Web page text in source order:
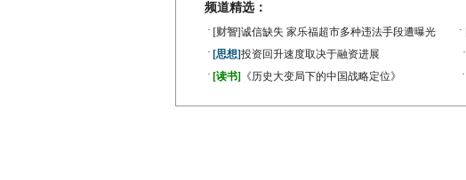
频道精选：
· [财智]诚信缺失 家乐福超市多种违法手段遭曝光 ·
· [思想]投资回升速度取决于融资进展 ·
· [读书] 《历史大变局下的中国战略定位》 ·